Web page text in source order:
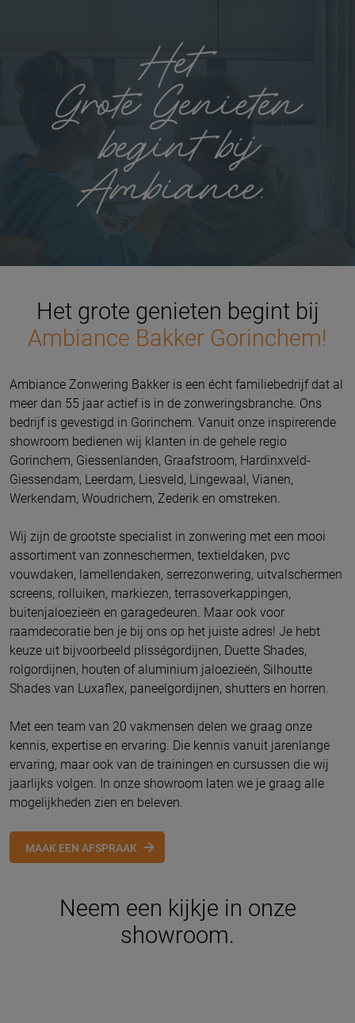
Het grote genieten begint bij
Ambiance Bakker Gorinchem!
Ambiance Zonwering Bakker is een écht familiebedrijf dat al
meer dan 55 jaar actief is in de zonweringsbranche. Ons
bedrijf is gevestigd in Gorinchem. Vanuit onze inspirerende
showroom bedienen wij klanten in de gehele regio
Gorinchem, Giessenlanden, Graafstroom, Hardinxveld-
Giessendam, Leerdam, Liesveld, Lingewaal, Vianen,
Werkendam, Woudrichem, Zederik en omstreken.
Wij zijn de grootste specialist in zonwering met een mooi
assortiment van zonneschermen, textieldaken, pvc
vouwdaken, lamellendaken, serrezonwering, uitvalschermen
screens, rolluiken, markiezen, terrasoverkappingen,
buitenjaloezieën en garagedeuren. Maar ook voor
raamdecoratie ben je bij ons op het juiste adres! Je hebt
keuze uit bijvoorbeeld plisségordijnen, Duette Shades,
rolgordijnen, houten of aluminium jaloezieën, Silhoutte
Shades van Luxaflex, paneelgordijnen, shutters en horren.
Met een team van 20 vakmensen delen we graag onze
kennis, expertise en ervaring. Die kennis vanuit jarenlange
ervaring, maar ook van de trainingen en cursussen die wij
jaarlijks volgen. In onze showroom laten we je graag alle
mogelijkheden zien en beleven.
MAAK EEN AFSPRAAK
Neem een kijkje in onze
showroom.